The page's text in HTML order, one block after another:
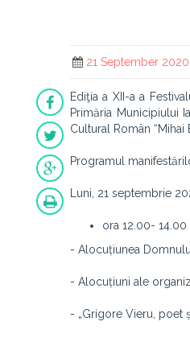
21 September 2020
Ediţia a XII-a a
Primăria Municipiului
Cultural Român
Programul
Luni, 21 septembrie
ora 12.00-
- Alocuțiunea
- Alocuțiuni ale
- „Grigore Vieru, poet